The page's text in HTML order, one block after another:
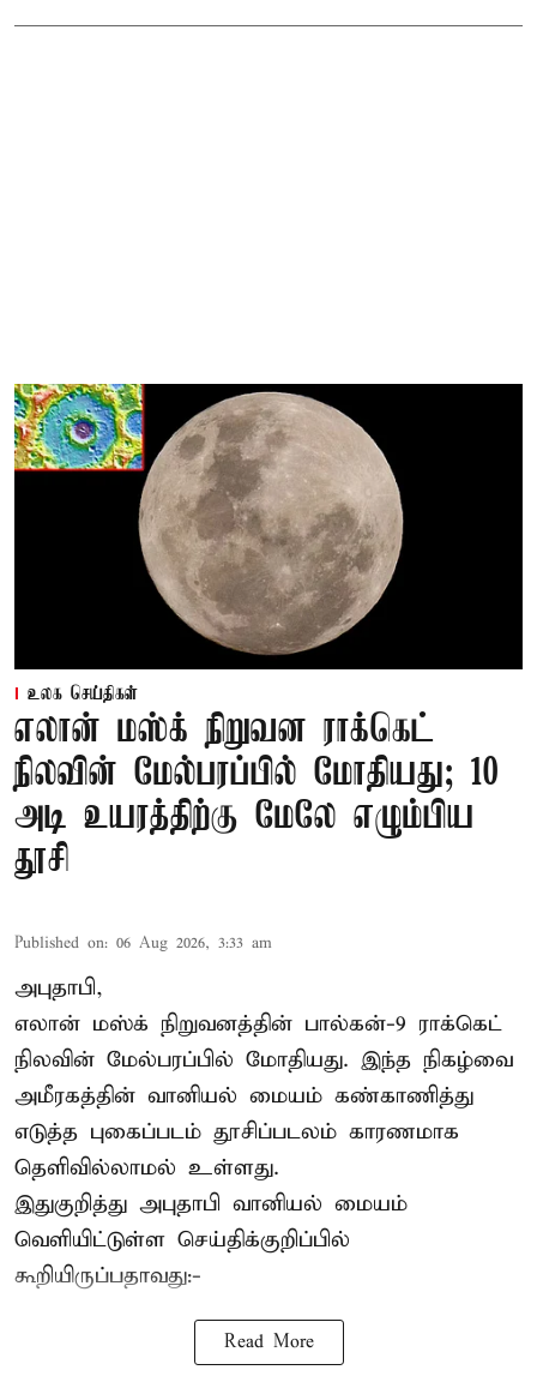
உலக செய்திகள்
எலான் மஸ்க் நிறுவன ராக்கெட்
நிலவின் மேல்பரப்பில் மோதியது; 10
அடி உயரத்திற்கு மேலே எழும்பிய
தூசி
Published on: 06 Aug 2026, 3:33 am
அபுதாபி,
எலான் மஸ்க் நிறுவனத்தின் பால்கன்-9 ராக்கெட்
நிலவின் மேல்பரப்பில் மோதியது. இந்த நிகழ்வை
அமீரகத்தின் வானியல் மையம் கண்காணித்து
எடுத்த புகைப்படம் தூசிப்படலம் காரணமாக
தெளிவில்லாமல் உள்ளது.
இதுகுறித்து அபுதாபி வானியல் மையம்
வெளியிட்டுள்ள செய்திக்குறிப்பில்
கூறியிருப்பதாவது:-
Read More